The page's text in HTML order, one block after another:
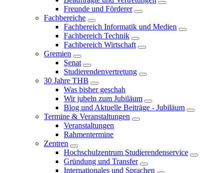
Freunde und Förderer
Fachbereiche
Fachbereich Informatik und Medien
Fachbereich Technik
Fachbereich Wirtschaft
Gremien
Senat
Studierendenvertretung
30 Jahre THB
Was bisher geschah
Wir jubeln zum Jubiläum
Blog und Aktuelle Beiträge - Jubiläum
Termine & Veranstaltungen
Veranstaltungen
Rahmentermine
Zentren
Hochschulzentrum Studierendenservice
Gründung und Transfer
Internationales und Sprachen